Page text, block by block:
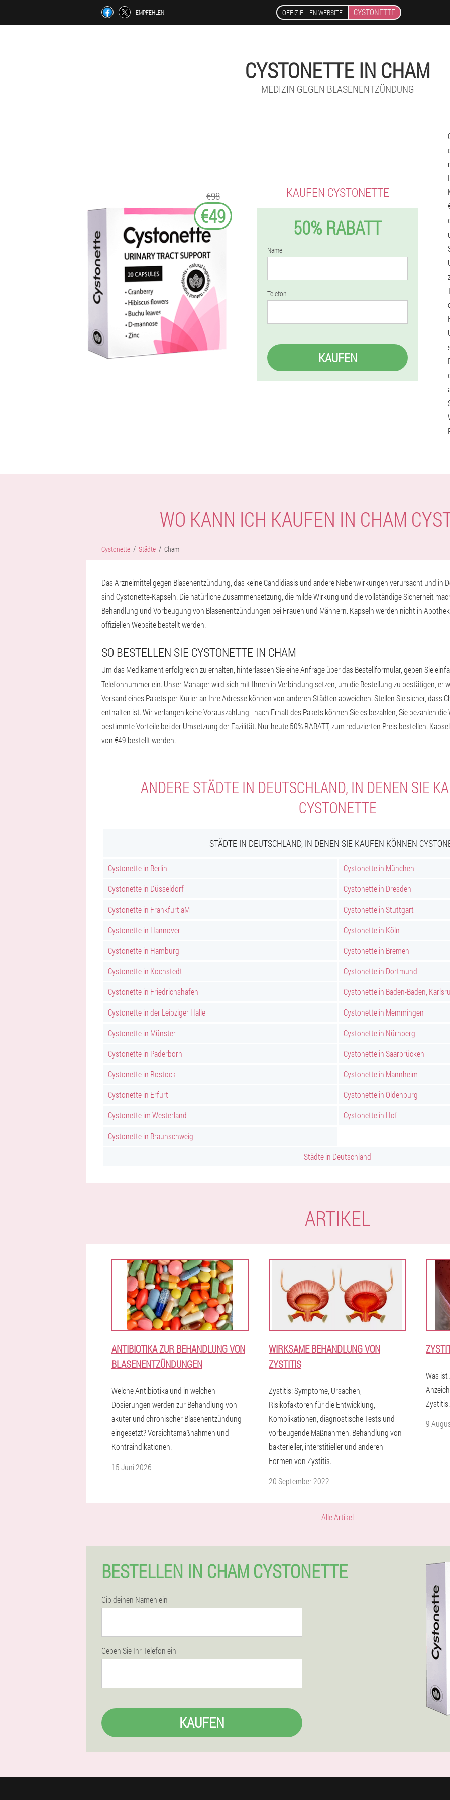
EMPFEHLEN OFFIZIELLEN WEBSITE CYSTONETTE
CYSTONETTE IN CHAM
MEDIZIN GEGEN BLASENENTZÜNDUNG
€98
€49
KAUFEN CYSTONETTE
50% RABATT
Name
Telefon
KAUFEN
WO KANN ICH KAUFEN IN CHAM
Cystonette Städte Cham
Das Arzneimittel gegen Blasenentzündung, das keine Candidiasis und andere Nebenwirkungen verursacht und in
sind Cystonette-Kapseln. Die natürliche Zusammensetzung, die milde Wirkung und die vollständige Sicherheit
Behandlung und Vorbeugung von Blasenentzündungen bei Frauen und Männern. Kapseln werden nicht in
offiziellen Website bestellt werden.
SO BESTELLEN SIE CYSTONETTE IN CHAM
Um das Medikament erfolgreich zu erhalten, hinterlassen Sie eine Anfrage über das Bestellformular, geben Sie
Telefonnummer ein. Unser Manager wird sich mit Ihnen in Verbindung setzen, um die Bestellung zu bestätigen, er
Versand eines Pakets per Kurier an Ihre Adresse können von anderen Städten abweichen. Stellen Sie sicher, dass
enthalten ist. Wir verlangen keine Vorauszahlung - nach Erhalt des Pakets können Sie es bezahlen, Sie bezahlen
bestimmte Vorteile bei der Umsetzung der Fazilität. Nur heute 50% RABATT, zum reduzierten Preis bestellen.
von €49 bestellt werden.
ANDERE STÄDTE IN DEUTSCHLAND, IN DENEN SIE
CYSTONETTE
STÄDTE IN DEUTSCHLAND, IN DENEN SIE KAUFEN KÖNNEN
Cystonette in Berlin
Cystonette in München
Cystonette in Düsseldorf
Cystonette in Dresden
Cystonette in Frankfurt aM
Cystonette in Stuttgart
Cystonette in Hannover
Cystonette in Köln
Cystonette in Hamburg
Cystonette in Bremen
Cystonette in Kochstedt
Cystonette in Dortmund
Cystonette in Friedrichshafen
Cystonette in Baden-Baden,
Cystonette in der Leipziger Halle
Cystonette in Memmingen
Cystonette in Münster
Cystonette in Nürnberg
Cystonette in Paderborn
Cystonette in Saarbrücken
Cystonette in Rostock
Cystonette in Mannheim
Cystonette in Erfurt
Cystonette in Oldenburg
Cystonette im Westerland
Cystonette in Hof
Cystonette in Braunschweig
Städte in Deutschland
ARTIKEL
ANTIBIOTIKA ZUR BEHANDLUNG VON
BLASENENTZÜNDUNGEN
Welche Antibiotika und in welchen
Dosierungen werden zur Behandlung von
akuter und chronischer Blasenentzündung
eingesetzt? Vorsichtsmaßnahmen und
Kontraindikationen.
15 Juni 2026
WIRKSAME BEHANDLUNG VON
ZYSTITIS
Zystitis: Symptome, Ursachen,
Risikofaktoren für die Entwicklung,
Komplikationen, diagnostische Tests und
vorbeugende Maßnahmen. Behandlung von
bakterieller, interstitieller und anderen
Formen von Zystitis.
20 September 2022
Was
Zystitis.
9
Alle Artikel
BESTELLEN IN CHAM CYSTONETTE
Gib deinen Namen ein
Geben Sie Ihr Telefon ein
KAUFEN